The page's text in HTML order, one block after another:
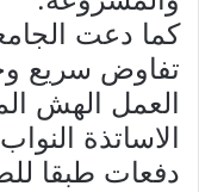
كما دعت
تفاوض سريع
العمل الهش
الاساتذة
دفعات طبقا